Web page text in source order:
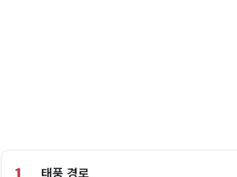
태풍 경로